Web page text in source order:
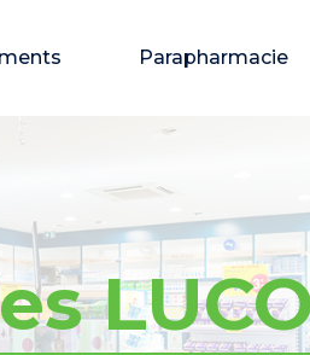
Parapharmacie